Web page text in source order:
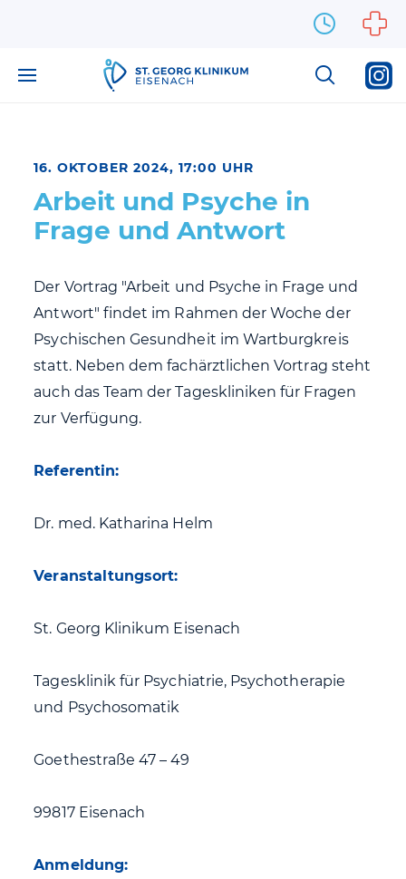
16. OKTOBER 2024, 17:00 UHR
Arbeit und Psyche in
Frage und Antwort
Der Vortrag "Arbeit und Psyche in Frage und
Antwort" findet im Rahmen der Woche der
Psychischen Gesundheit im Wartburgkreis
statt. Neben dem fachärztlichen Vortrag steht
auch das Team der Tageskliniken für Fragen
zur Verfügung.
Referentin:
Dr. med. Katharina Helm
Veranstaltungsort:
St. Georg Klinikum Eisenach
Tagesklinik für Psychiatrie, Psychotherapie
und Psychosomatik
Goethestraße 47 – 49
99817 Eisenach
Anmeldung: